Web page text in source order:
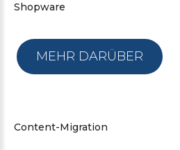
Shopware
MEHR DARÜBER
Content-Migration